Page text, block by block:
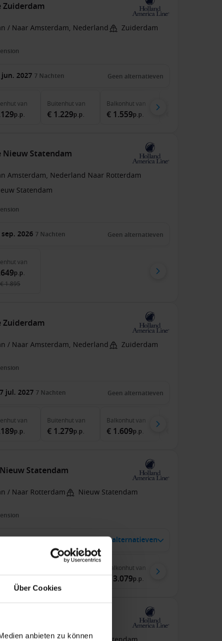
Über Cookies
anbieten zu können
/ Naar Amsterdam, Nederland Zuiderdam
jun. 2027 7 Nachten Geen alternatieven
van
p.p.
Buitenhutvan
€ 1.229p.p.
Balkonhutvan
€ 1.559p.p.
Statendam
Amsterdam, Nederland Naar Rotterdam
Statendam
sep. 2026 7 Nachten Geen alternatieven
van
p.p.
€ 1.895
/ Naar Amsterdam, Nederland Zuiderdam
jul. 2027 7 Nachten Geen alternatieven
van
p.p.
Buitenhutvan
€ 1.279p.p.
Balkonhutvan
€ 1.609p.p.
Statendam
/ Naar Rotterdam Nieuw Statendam
2027 1 alternatieven
€ 2.899
Balkonhutvan
€ 3.079p.p.